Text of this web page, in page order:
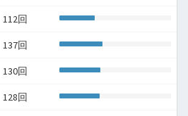
112回
137回
130回
128回